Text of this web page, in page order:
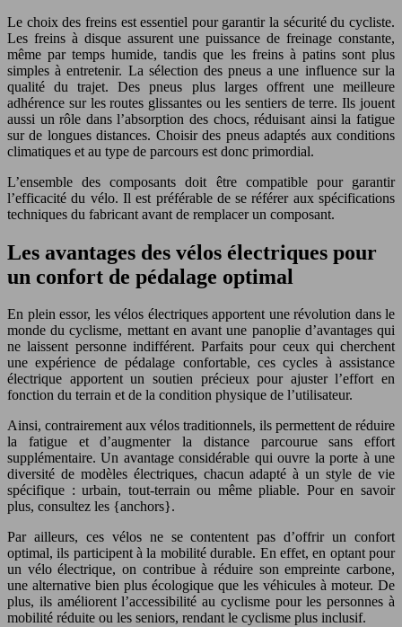
Le choix des freins est essentiel pour garantir la sécurité du cycliste.
Les freins à disque assurent une puissance de freinage constante,
même par temps humide, tandis que les freins à patins sont plus
simples à entretenir. La sélection des pneus a une influence sur la
qualité du trajet. Des pneus plus larges offrent une meilleure
adhérence sur les routes glissantes ou les sentiers de terre. Ils jouent
aussi un rôle dans l’absorption des chocs, réduisant ainsi la fatigue
sur de longues distances. Choisir des pneus adaptés aux conditions
climatiques et au type de parcours est donc primordial.
L’ensemble des composants doit être compatible pour garantir
l’efficacité du vélo. Il est préférable de se référer aux spécifications
techniques du fabricant avant de remplacer un composant.
Les avantages des vélos électriques pour
un confort de pédalage optimal
En plein essor, les vélos électriques apportent une révolution dans le
monde du cyclisme, mettant en avant une panoplie d’avantages qui
ne laissent personne indifférent. Parfaits pour ceux qui cherchent
une expérience de pédalage confortable, ces cycles à assistance
électrique apportent un soutien précieux pour ajuster l’effort en
fonction du terrain et de la condition physique de l’utilisateur.
Ainsi, contrairement aux vélos traditionnels, ils permettent de réduire
la fatigue et d’augmenter la distance parcourue sans effort
supplémentaire. Un avantage considérable qui ouvre la porte à une
diversité de modèles électriques, chacun adapté à un style de vie
spécifique : urbain, tout-terrain ou même pliable. Pour en savoir
plus, consultez les {anchors}.
Par ailleurs, ces vélos ne se contentent pas d’offrir un confort
optimal, ils participent à la mobilité durable. En effet, en optant pour
un vélo électrique, on contribue à réduire son empreinte carbone,
une alternative bien plus écologique que les véhicules à moteur. De
plus, ils améliorent l’accessibilité au cyclisme pour les personnes à
mobilité réduite ou les seniors, rendant le cyclisme plus inclusif.